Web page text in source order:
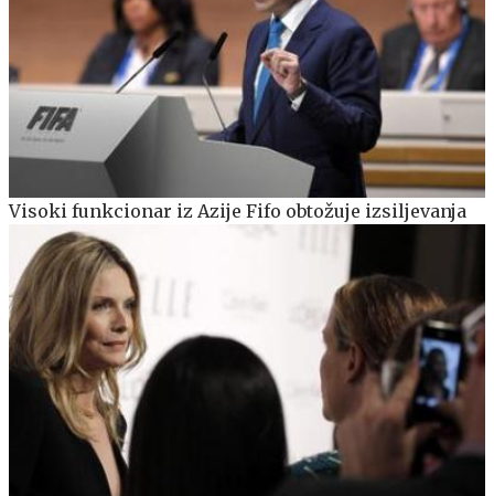
Visoki funkcionar iz Azije Fifo obtožuje izsiljevanja